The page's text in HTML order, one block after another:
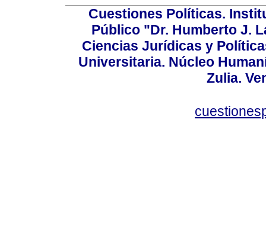
Cuestiones Políticas.
Público "Dr. Humberto J.
Ciencias Jurídicas y
Universitaria. Núcleo
Zulia.